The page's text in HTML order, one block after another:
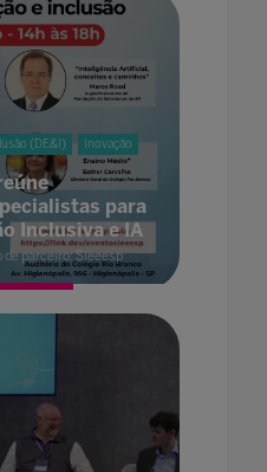
(DE&I) Inovação
para
Inclusiva e IA
parceiro: Sieeesp